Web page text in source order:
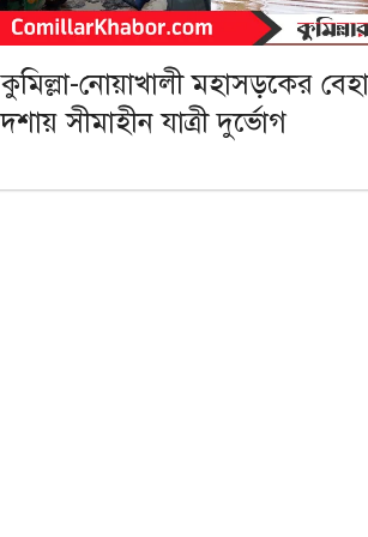
কুমিল্লা-নোয়াখালী মহাসড়কের
দশায় সীমাহীন যাত্রী দুর্ভোগ